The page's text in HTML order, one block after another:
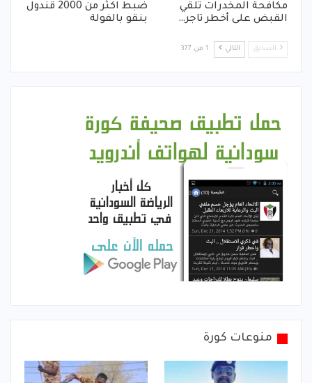
مكافحة المخدرات تلقي
القبض على أخطر تاجر…
ضبط اكثر من 2000 قندول
بنقو بالفولة
السابق التالي 1 من 377
منوعات كورة